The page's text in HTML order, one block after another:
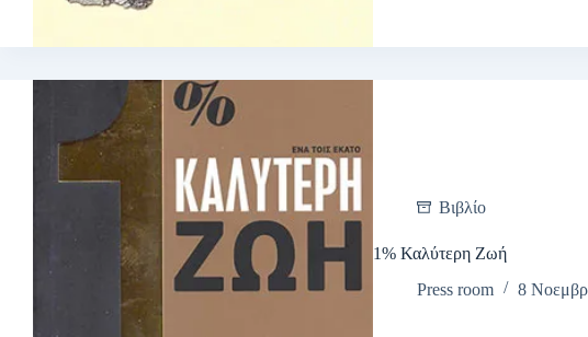
Βιβλίο
1% Καλύτερη Ζωή
Press room
8